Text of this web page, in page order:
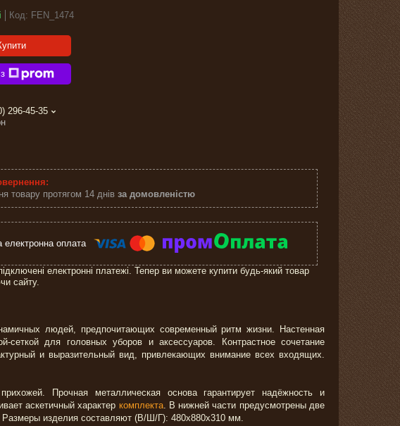
Код: FEN_1474
296-45-35
товару протягом 14 днів за домовленістю
електронні платежі. Тепер ви можете купити будь-який товар
сайту.
людей, предпочитающих современный ритм жизни. Настенная
для головных уборов и аксессуаров. Контрастное сочетание
и выразительный вид, привлекающих внимание всех входящих.
Прочная металлическая основа гарантирует надёжность и
аскетичный характер комплекта. В нижней части предусмотрены две
изделия составляют (В/Ш/Г): 480х880х310 мм.